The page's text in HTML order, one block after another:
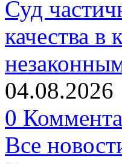
Суд
качества в
04.08.2026
0
Все